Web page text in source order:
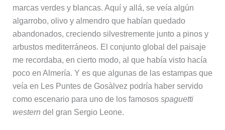
marcas verdes y blancas. Aquí y allá, se veía algún
algarrobo, olivo y almendro que habían quedado
abandonados, creciendo silvestremente junto a pinos y
arbustos mediterráneos. El conjunto global del paisaje
me recordaba, en cierto modo, al que había visto hacía
poco en Almería. Y es que algunas de las estampas que
veía en Les Puntes de Gosàlvez podría haber servido
como escenario para uno de los famosos spaguetti
western del gran Sergio Leone.